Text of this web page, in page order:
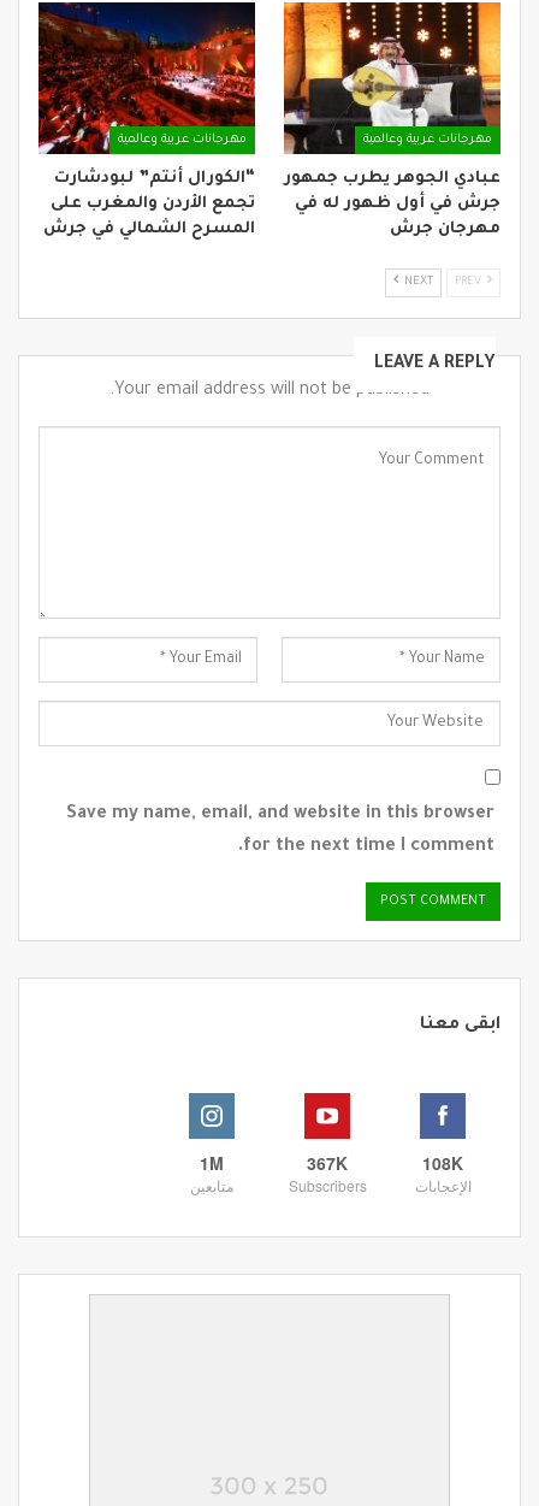
مهرجانات عربية وعالمية
عبادي الجوهر يطرب جمهور
جرش في أول ظهور له في
مهرجان جرش
مهرجانات عربية وعالمية
“الكورال أنتم” لبودشارت
تجمع الأردن والمغرب على
المسرح الشمالي في جرش
NEXT
LEAVE A REPLY
Your email address will not be published.
Save my name, email, and website in this browser
for the next time I comment.
ابقى معنا
108K
الإعجابات
367K
Subscribers
1M
متابعين